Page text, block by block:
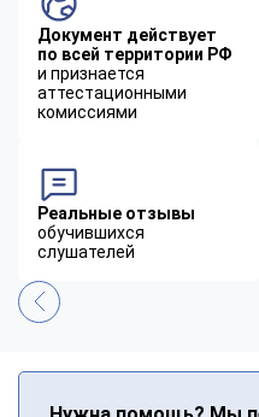
Документ действует
по всей территории РФ
и признается
аттестационными
комиссиями
Реальные отзывы
обучившихся
слушателей